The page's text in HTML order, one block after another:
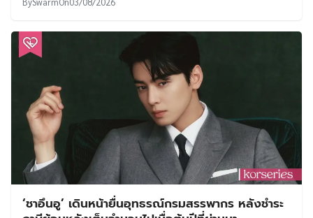
‘ชาอึนอู’ เดินหน้ายื่นอุทธรณ์กรมสรรพากร หลังชำระ